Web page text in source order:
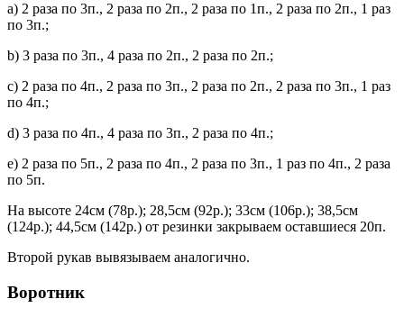
а) 2 раза по 3п., 2 раза по 2п., 2 раза по 1п., 2 раза по 2п., 1 раз
по 3п.;
b) 3 раза по 3п., 4 раза по 2п., 2 раза по 2п.;
с) 2 раза по 4п., 2 раза по 3п., 2 раза по 2п., 2 раза по 3п., 1 раз
по 4п.;
d) 3 раза по 4п., 4 раза по 3п., 2 раза по 4п.;
е) 2 раза по 5п., 2 раза по 4п., 2 раза по 3п., 1 раз по 4п., 2 раза
по 5п.
На высоте 24см (78р.); 28,5см (92р.); 33см (106р.); 38,5см
(124р.); 44,5см (142р.) от резинки закрываем оставшиеся 20п.
Второй рукав вывязываем аналогично.
Воротник